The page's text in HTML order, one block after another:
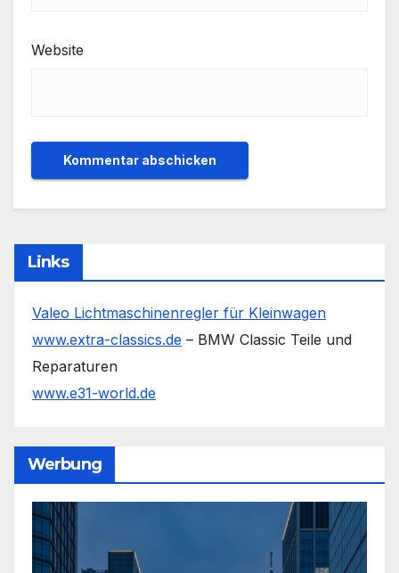
Website
Links
Valeo Lichtmaschinenregler für Kleinwagen
www.extra-classics.de – BMW Classic Teile und
Reparaturen
www.e31-world.de
Werbung